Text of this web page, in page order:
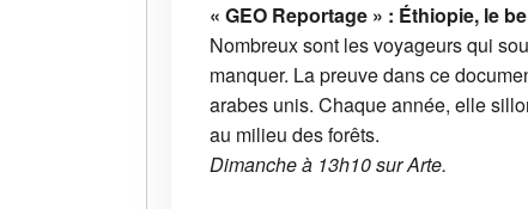
« GEO Reportage » : Éthiopie, le
Nombreux sont les voyageurs qui
manquer. La preuve dans ce
arabes unis. Chaque année, elle
au milieu des forêts.
Dimanche à 13h10 sur Arte.